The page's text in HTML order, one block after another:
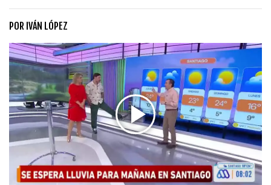
POR IVÁN LÓPEZ